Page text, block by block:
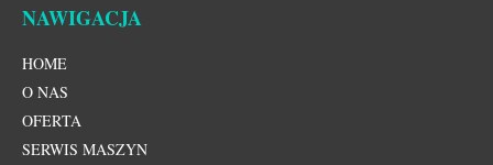
NAWIGACJA
HOME
O NAS
OFERTA
SERWIS MASZYN